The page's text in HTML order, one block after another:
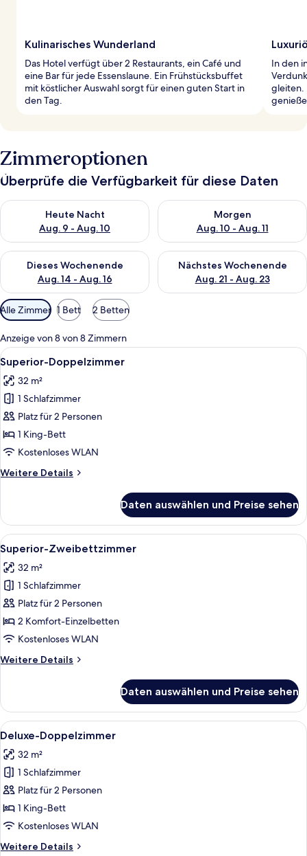
Kulinarisches Wunderland
Das Hotel verfügt über 2 Restaurants, ein Café und
eine Bar für jede Essenslaune. Ein Frühstücksbuffet
mit köstlicher Auswahl sorgt für einen guten Start in
den Tag.
In den
gleiten.
Zimmeroptionen
Überprüfe die Verfügbarkeit für diese Daten
Heute Nacht
Aug. 9 - Aug. 10
Überprüfe die Verfügbarkeit für heute Nacht, Aug. 9 - Aug.
Morgen
Aug. 10 - Aug. 11
Überprüfe die Verfügbarkeit
Dieses Wochenende
Aug. 14 - Aug. 16
Überprüfe die Verfügbarkeit für dieses Wochenende, Aug. 14
Nächstes Wochenende
Aug. 21 - Aug. 23
Überprüfe die Verfügbarkeit
Verfügbare
Filter
für
Zimmer
Alle Zimmer 1 Bett 2 Betten
Anzeige von 8 von 8 Zimmern
Alle
Fotos
für
Superior-
Doppelzimmer
anzeigen
Ein Hotelzimmer mit einem großen
4
Superior-Doppelzimmer
32 m²
1 Schlafzimmer
Platz für 2 Personen
1 King-Bett
Kostenloses WLAN
Weitere Details
Weitere
Doppelzimmer
Daten auswählen und Preise sehen
Alle
Fotos
für
Superior-
Zweibettzimmer
anzeigen
Bettwäsche aus ägyptischer
4
Superior-Zweibettzimmer
32 m²
1 Schlafzimmer
Platz für 2 Personen
2 Komfort-Einzelbetten
Kostenloses WLAN
Weitere Details
Weitere
Zweibettzimmer
Daten auswählen und Preise sehen
Alle
Fotos
für
Deluxe-
Doppelzimmer
anzeigen
Ein modernes Hotelzimmer mit
5
Deluxe-Doppelzimmer
32 m²
1 Schlafzimmer
Platz für 2 Personen
1 King-Bett
Kostenloses WLAN
Weitere Details
Weitere